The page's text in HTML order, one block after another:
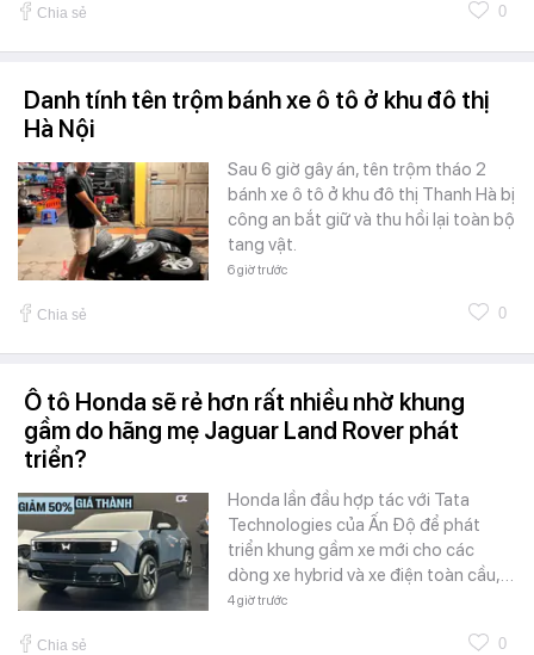
Chia sẻ 0
Danh tính tên trộm bánh xe ô tô ở khu đô thị
Hà Nội
Sau 6 giờ gây án, tên trộm tháo 2
bánh xe ô tô ở khu đô thị Thanh Hà bị
công an bắt giữ và thu hồi lại toàn bộ
tang vật.
6 giờ trước
Chia sẻ 0
Ô tô Honda sẽ rẻ hơn rất nhiều nhờ khung
gầm do hãng mẹ Jaguar Land Rover phát
triển?
Honda lần đầu hợp tác với Tata
Technologies của Ấn Độ để phát
triển khung gầm xe mới cho các
dòng xe hybrid và xe điện toàn cầu,…
4 giờ trước
Chia sẻ 0